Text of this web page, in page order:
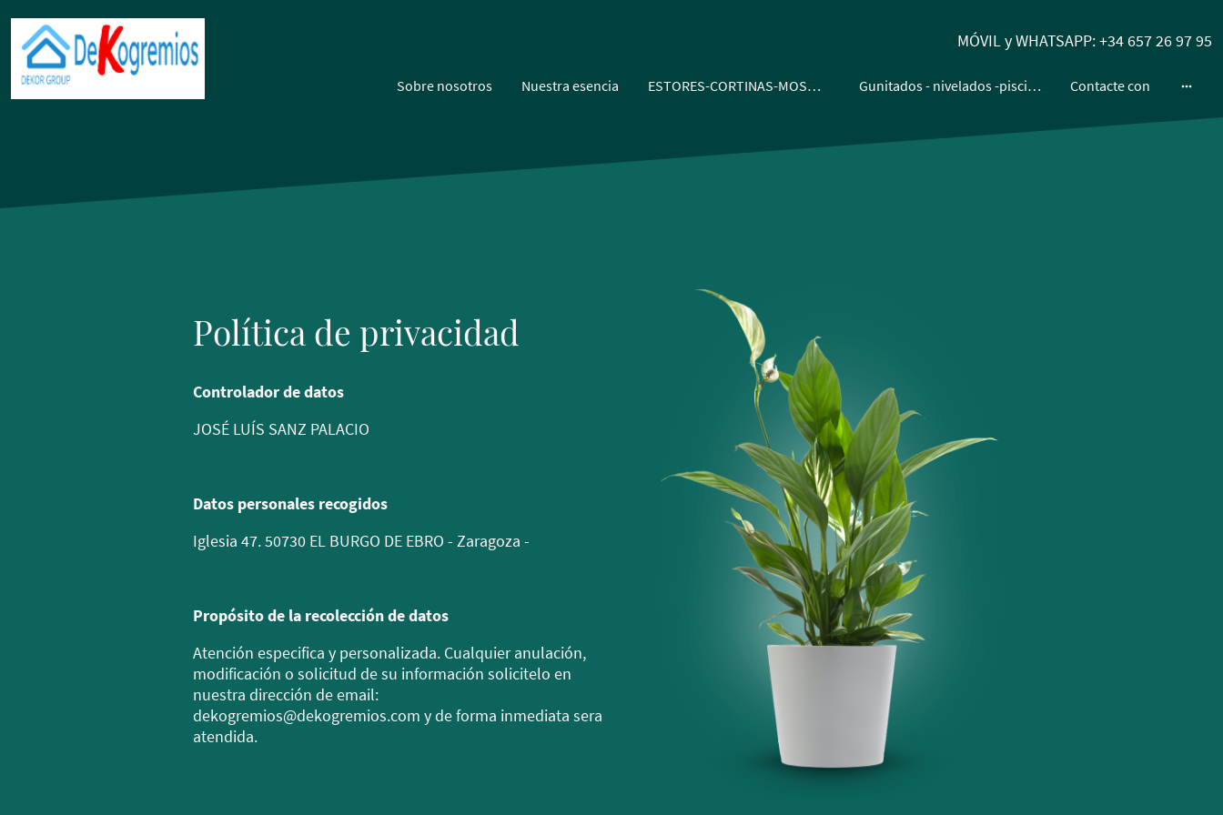
MÓVIL y WHATSAPP: +34 657 26 97 95
Sobre nosotros Nuestra esencia ESTORES-CORTINAS-MOSQUITERAS Gunitados - nivelados -piscinas Contacte con
Política de privacidad
Controlador de datos
JOSÉ LUÍS SANZ PALACIO
Datos personales recogidos
Iglesia 47. 50730 EL BURGO DE EBRO - Zaragoza -
Propósito de la recolección de datos
Atención especifica y personalizada. Cualquier anulación,
modificación o solicitud de su información solicitelo en
nuestra dirección de email:
dekogremios@dekogremios.com y de forma inmediata sera
atendida.